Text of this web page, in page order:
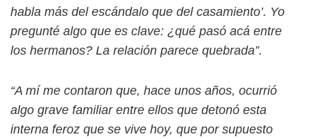
habla más del escándalo que del casamiento’. Yo
pregunté algo que es clave: ¿qué pasó acá entre
los hermanos? La relación parece quebrada”.
“A mí me contaron que, hace unos años, ocurrió
algo grave familiar entre ellos que detonó esta
interna feroz que se vive hoy, que por supuesto